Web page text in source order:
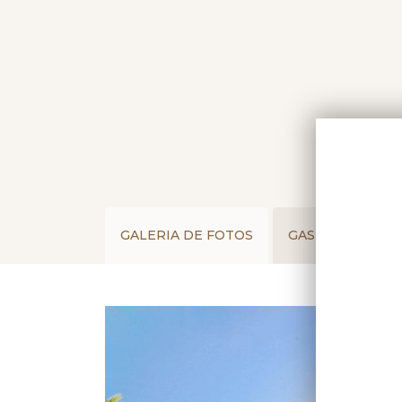
GALERIA DE FOTOS GASTRONOMIA